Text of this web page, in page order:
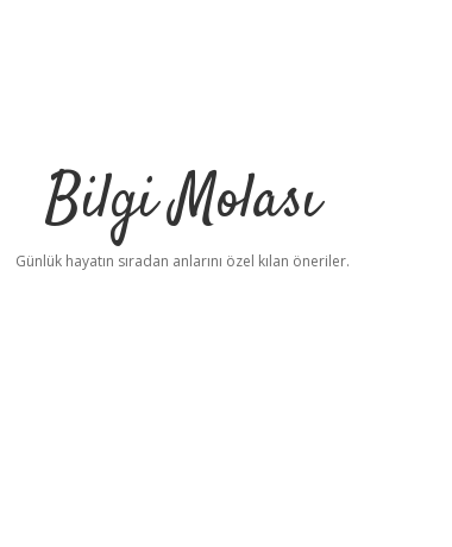
Bilgi Molası
Günlük hayatın sıradan anlarını özel kılan öneriler.